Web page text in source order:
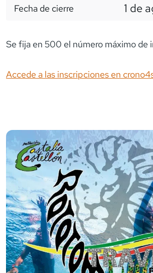
Fecha de cierre 1 de
Se fija en 500 el número máximo de
Accede a las inscripciones en